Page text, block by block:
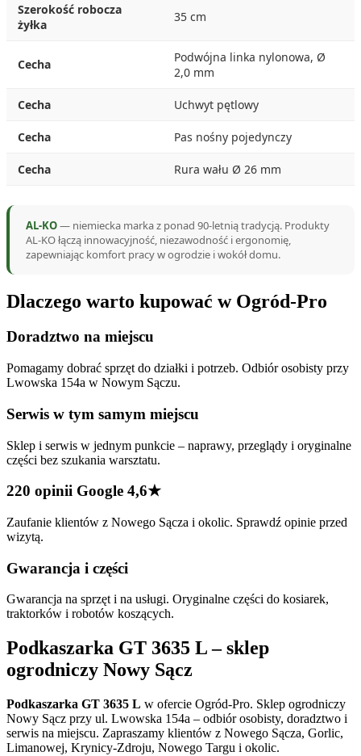
Szerokość robocza
żyłka
35 cm
Cecha
Podwójna linka nylonowa, Ø
2,0 mm
Cecha Uchwyt pętlowy
Cecha Pas nośny pojedynczy
Cecha Rura wału Ø 26 mm
AL-KO— niemiecka marka z ponad 90-letnią tradycją. Produkty
AL-KO łączą innowacyjność, niezawodność i ergonomię,
zapewniając komfort pracy w ogrodzie i wokół domu.
Dlaczego warto kupować w Ogród-Pro
Doradztwo na miejscu
Pomagamy dobrać sprzęt do działki i potrzeb. Odbiór osobisty przy
Lwowska 154a w Nowym Sączu.
Serwis w tym samym miejscu
Sklep i serwis w jednym punkcie – naprawy, przeglądy i oryginalne
części bez szukania warsztatu.
220 opinii Google 4,6★
Zaufanie klientów z Nowego Sącza i okolic. Sprawdź opinie przed
wizytą.
Gwarancja i części
Gwarancja na sprzęt i na usługi. Oryginalne części do kosiarek,
traktorków i robotów koszących.
Podkaszarka GT 3635 L– sklep
ogrodniczy Nowy Sącz
Podkaszarka GT 3635 L w ofercie Ogród-Pro. Sklep ogrodniczy
Nowy Sącz przy ul. Lwowska 154a – odbiór osobisty, doradztwo i
serwis na miejscu. Zapraszamy klientów z Nowego Sącza, Gorlic,
Limanowej, Krynicy-Zdroju, Nowego Targu i okolic.